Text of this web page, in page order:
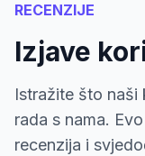
RECENZIJE
Izjave
Istražite što naši
rada s nama.
recenzija i